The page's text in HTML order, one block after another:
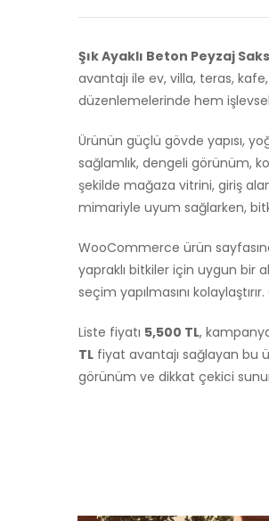
Şık Ayaklı Beton Peyzaj
avantajı ile ev, villa, teras,
düzenlemelerinde hem
Ürünün güçlü gövde yapısı,
sağlamlık, dengeli görünüm,
şekilde mağaza vitrini, giriş
mimariyle uyum sağlarken,
WooCommerce ürün
yapraklı bitkiler için uygun bir
seçim yapılmasını
Liste fiyatı 5,500 TL,
TL fiyat avantajı sağlayan bu
görünüm ve dikkat çekici